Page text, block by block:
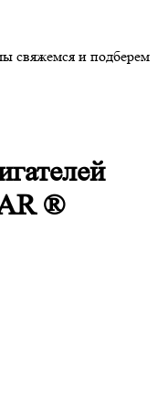
свяжемся и подберем
®